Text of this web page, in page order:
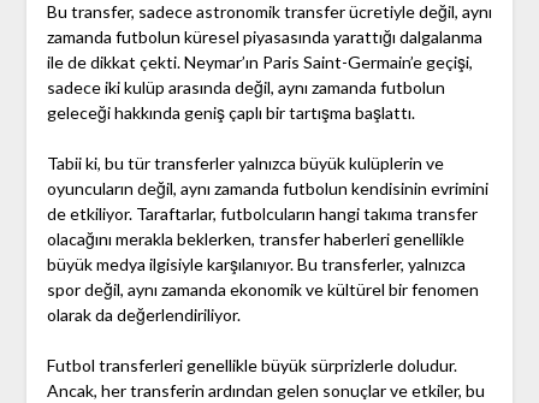
Bu transfer, sadece astronomik transfer ücretiyle değil, aynı
zamanda futbolun küresel piyasasında yarattığı dalgalanma
ile de dikkat çekti. Neymar’ın Paris Saint-Germain’e geçişi,
sadece iki kulüp arasında değil, aynı zamanda futbolun
geleceği hakkında geniş çaplı bir tartışma başlattı.
Tabii ki, bu tür transferler yalnızca büyük kulüplerin ve
oyuncuların değil, aynı zamanda futbolun kendisinin evrimini
de etkiliyor. Taraftarlar, futbolcuların hangi takıma transfer
olacağını merakla beklerken, transfer haberleri genellikle
büyük medya ilgisiyle karşılanıyor. Bu transferler, yalnızca
spor değil, aynı zamanda ekonomik ve kültürel bir fenomen
olarak da değerlendiriliyor.
Futbol transferleri genellikle büyük sürprizlerle doludur.
Ancak, her transferin ardından gelen sonuçlar ve etkiler, bu